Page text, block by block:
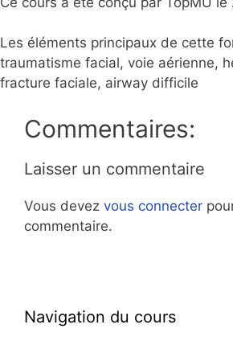
Les éléments principaux de cette
traumatisme facial, voie aérienne,
fracture faciale, airway difficile
Commentaires:
Laisser un commentaire
Vous devez vous connecter
commentaire.
Navigation du cours